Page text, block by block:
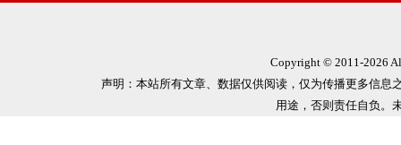
Copyright © 2011-2026
声明：本站所有文章、数据仅供阅读，仅为传播更多信息
用途，否则责任自负。